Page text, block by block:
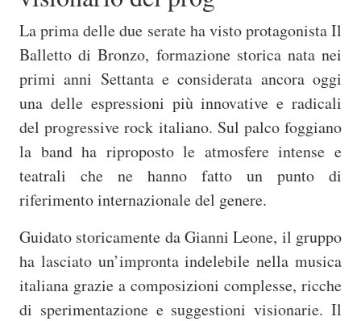
La prima delle due serate ha visto protagonista Il
Balletto di Bronzo, formazione storica nata nei
primi anni Settanta e considerata ancora oggi
una delle espressioni più innovative e radicali
del progressive rock italiano. Sul palco foggiano
la band ha riproposto le atmosfere intense e
teatrali che ne hanno fatto un punto di
riferimento internazionale del genere.
Guidato storicamente daGianni Leone, il gruppo
ha lasciato un’impronta indelebile nella musica
italiana grazie a composizioni complesse, ricche
di sperimentazione e suggestioni visionarie. Il